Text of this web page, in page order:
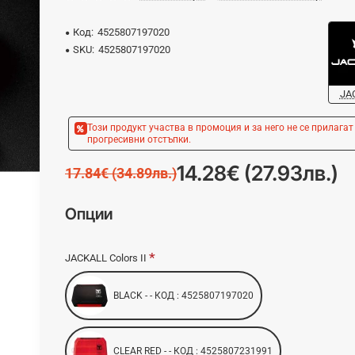
Код: 4525807197020
SKU: 4525807197020
Този продукт участва в промоция и за него не се прилагат
прогресивни отстъпки.
14.28€ (27.93лв.)
17.84€ (34.89лв.)
Опции
JACKALL Colors II
BLACK - - КОД : 4525807197020
CLEAR RED - - КОД : 4525807231991